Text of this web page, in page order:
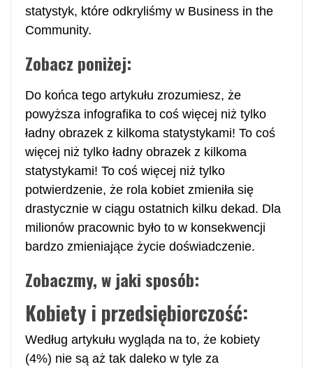
statystyk, które odkryliśmy w Business in the
Community.
Zobacz poniżej:
Do końca tego artykułu zrozumiesz, że
powyższa infografika to coś więcej niż tylko
ładny obrazek z kilkoma statystykami! To coś
więcej niż tylko ładny obrazek z kilkoma
statystykami! To coś więcej niż tylko
potwierdzenie, że rola kobiet zmieniła się
drastycznie w ciągu ostatnich kilku dekad. Dla
milionów pracownic było to w konsekwencji
bardzo zmieniające życie doświadczenie.
Zobaczmy, w jaki sposób:
Kobiety i przedsiębiorczość:
Według artykułu wygląda na to, że kobiety
(4%) nie są aż tak daleko w tyle za